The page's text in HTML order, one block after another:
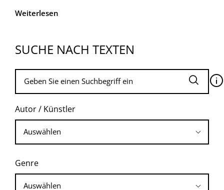
Weiterlesen
SUCHE NACH TEXTEN
🛈
Autor / Künstler
Genre